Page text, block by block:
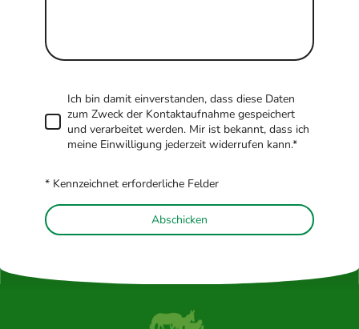
Ich bin damit einverstanden, dass diese Daten
zum Zweck der Kontaktaufnahme gespeichert
und verarbeitet werden. Mir ist bekannt, dass ich
meine Einwilligung jederzeit widerrufen kann.*
* Kennzeichnet erforderliche Felder
Abschicken